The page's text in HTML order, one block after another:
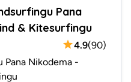
Pana
& Kitesurfingu
4.9(90)
Pana Nikodema -